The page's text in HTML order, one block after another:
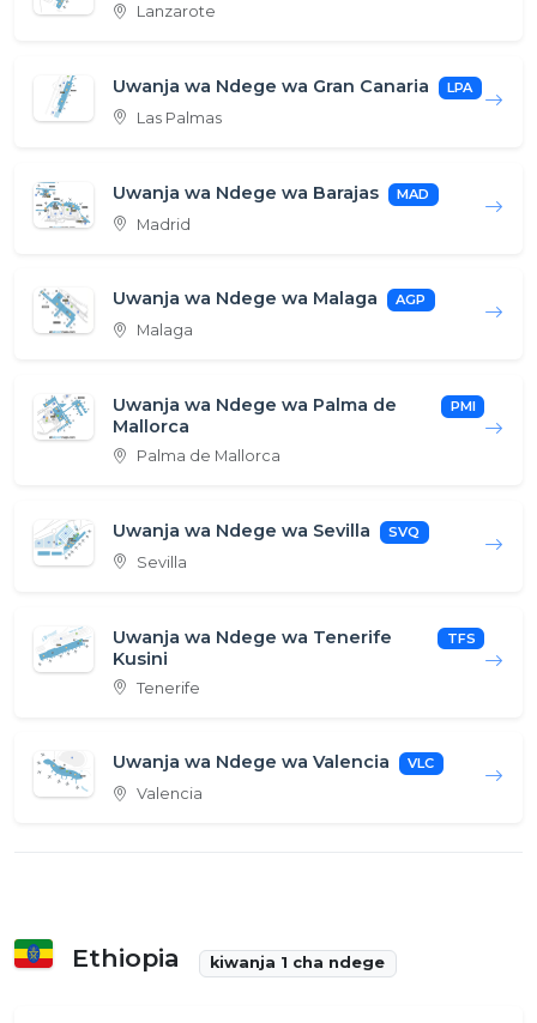
Lanzarote
Uwanja wa Ndege wa Gran Canaria LPA
Las Palmas
Uwanja wa Ndege wa Barajas MAD
Madrid
Uwanja wa Ndege wa Malaga AGP
Malaga
Uwanja wa Ndege wa Palma de
Mallorca
PMI
Palma de Mallorca
Uwanja wa Ndege wa Sevilla SVQ
Sevilla
Uwanja wa Ndege wa Tenerife
Kusini
TFS
Tenerife
Uwanja wa Ndege wa Valencia VLC
Valencia
Ethiopia kiwanja 1 cha ndege